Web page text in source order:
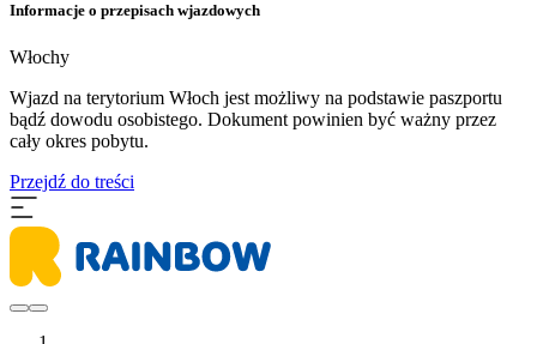
Informacje o przepisach wjazdowych
Włochy
Wjazd na terytorium Włoch jest możliwy na podstawie paszportu
bądź dowodu osobistego. Dokument powinien być ważny przez
cały okres pobytu.
Przejdź do treści